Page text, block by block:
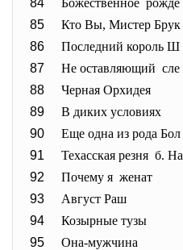
84
Божественное рожде
85
Кто Вы, Мистер Брук
86
Последний король Ш
87
Не оставляющий сле
88
Черная Орхидея
89
В диких условиях
90
Еще одна из рода Бол
91
Техасская резня б. На
92
Почему я женат
93
Август Раш
94
Козырные тузы
95
Она-мужчина